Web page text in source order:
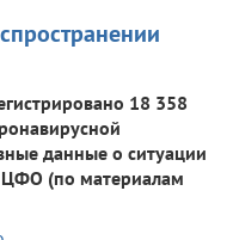
18 358
данные о ситуации
ЦФО (по материалам